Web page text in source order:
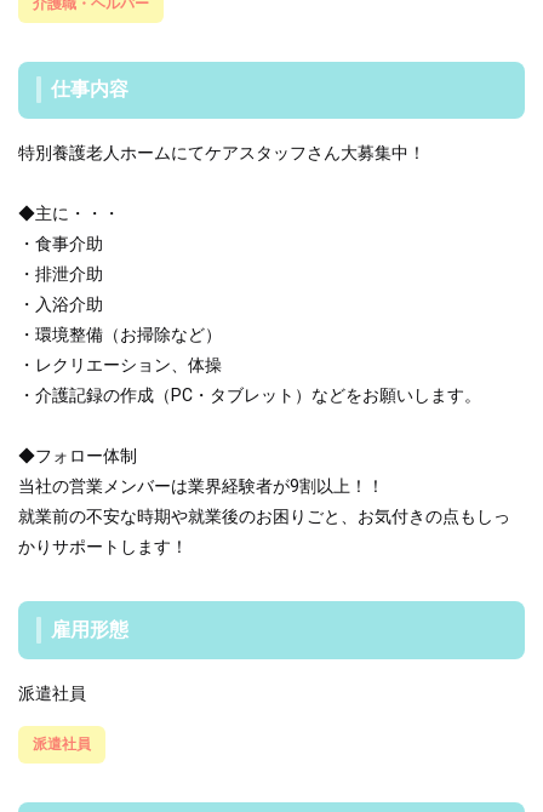
仕事内容
特別養護老人ホームにてケアスタッフさん大募集中！
◆主に・・・
・食事介助
・排泄介助
・入浴介助
・環境整備（お掃除など）
・レクリエーション、体操
・介護記録の作成（PC・タブレット）などをお願いします。
◆フォロー体制
当社の営業メンバーは業界経験者が9割以上！！
就業前の不安な時期や就業後のお困りごと、お気付きの点もしっ
かりサポートします！
雇用形態
派遣社員
派遣社員